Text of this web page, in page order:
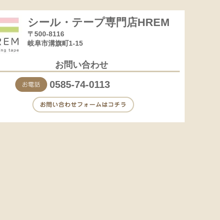
シール・テープ専門店HREM
〒500-8116
岐阜市溝旗町1-15
お問い合わせ
0585-74-0113